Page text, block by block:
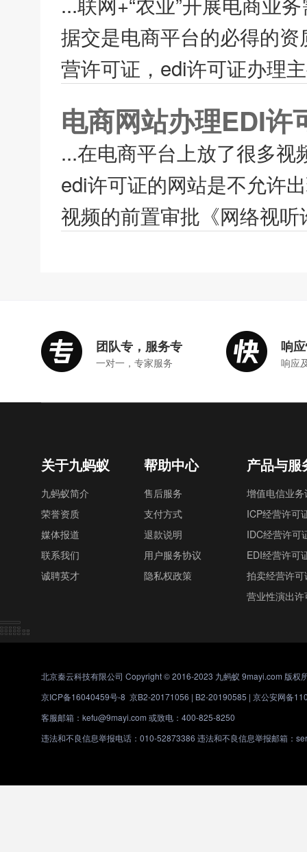
据交是电商平台的必得的
营许可证，edi许可证办理
电商网站办理EDI
...在电商平台上放了很多
edi许可证的网站是不允许
视频的前置审批《网络视
团队专，服务专
一对一，专家服务
响
响应
关于九蚂蚁
九蚂蚁简介
荣誉资质
媒体报道
联系我们
诚聘英才
帮助中心
售后服务
支付方式
退款说明
用户服务协议
隐私权政策
产品与服
增值电信业
ICP经营许可
IDC经营许可
EDI经营许可
拍卖经营许可
营业性演出许
北京秦云科技有限公司 Copyright © 2016-2023 九蚂蚁 9mayi.com 版权
京ICP备16040459号-8 京B2-20171056 | B2-20190585 | 京公安网备
客服邮箱：kefu@9mayi.com 或致电：400-825-8250
违法和不良信息举报电话：010-52873386 违法和不良信息举报邮箱：